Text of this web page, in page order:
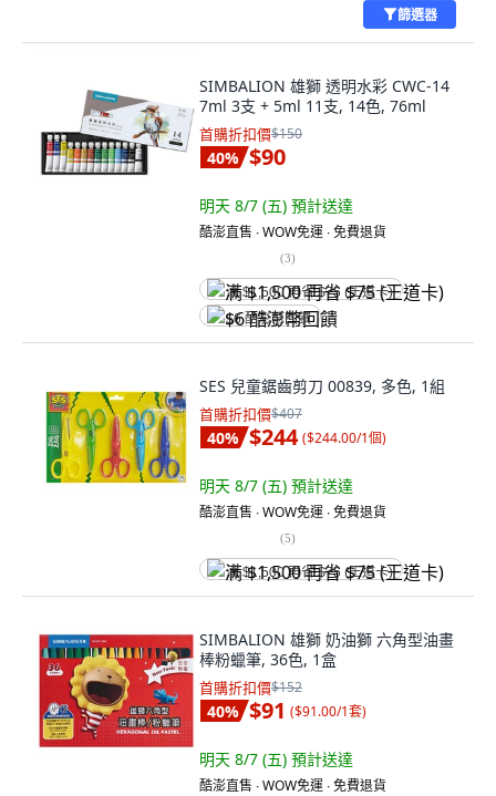
篩選器
SIMBALION 雄獅 透明水彩 CWC-14
7ml 3支 + 5ml 11支, 14色, 76ml
首購折扣價$150
40% $90
明天 8/7 (五) 預計送達
酷澎直售 ∙ WOW免運 ∙ 免費退貨
(3)
满 $1,500 再省 $75 (王道卡)
$6 酷澎幣回饋
SES 兒童鋸齒剪刀 00839, 多色, 1組
首購折扣價$407
40% $244 ($244.00/1個)
明天 8/7 (五) 預計送達
酷澎直售 ∙ WOW免運 ∙ 免費退貨
(5)
满 $1,500 再省 $75 (王道卡)
SIMBALION 雄獅 奶油獅 六角型油畫
棒粉蠟筆, 36色, 1盒
首購折扣價$152
40% $91 ($91.00/1套)
明天 8/7 (五) 預計送達
酷澎直售 ∙ WOW免運 ∙ 免費退貨